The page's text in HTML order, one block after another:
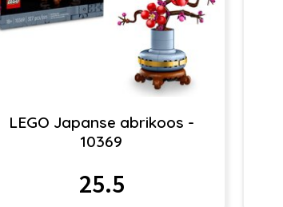
LEGO Japanse abrikoos -
10369
25.5